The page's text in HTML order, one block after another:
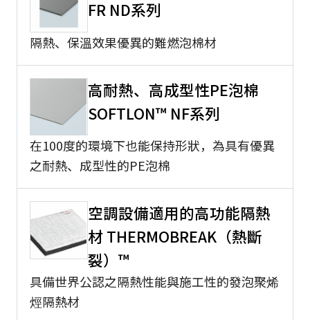
FR ND系列
隔熱、保溫效果優異的難燃泡棉材
高耐熱、高成型性PE泡棉
SOFTLON™ NF系列
在100度的環境下也能保持形狀，為具有優異
之耐熱、成型性的PE泡棉
空調設備適用的高功能隔熱
材 THERMOBREAK（熱斷
裂）™
具備世界公認之隔熱性能與施工性的發泡聚烯
烴隔熱材